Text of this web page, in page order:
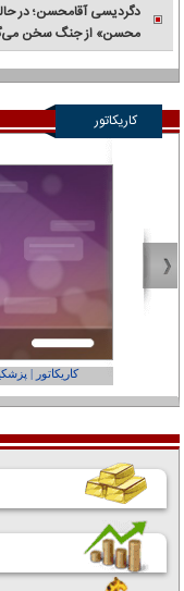
دگردیسی آقامحسن؛ در
محسن» از جنگ سخن
کاریکاتور
کاریکاتور |